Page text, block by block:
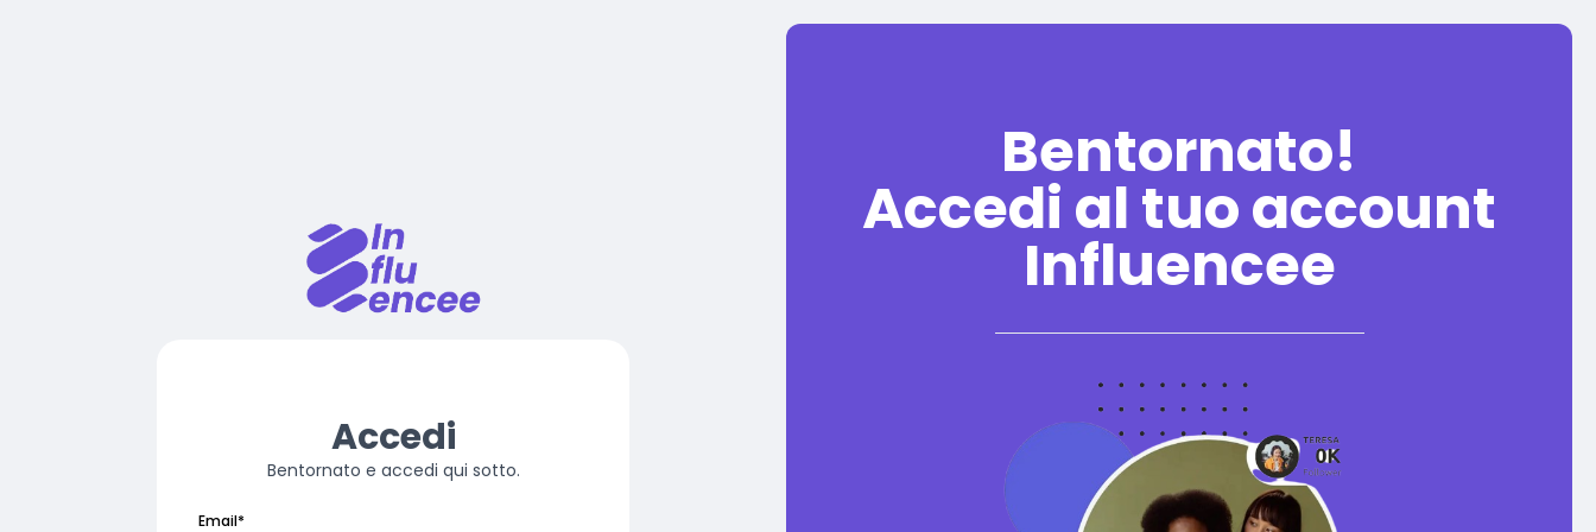
Accedi
Bentornato e accedi qui sotto.
Email*
Bentornato!
Accedi al tuo account
Influencee